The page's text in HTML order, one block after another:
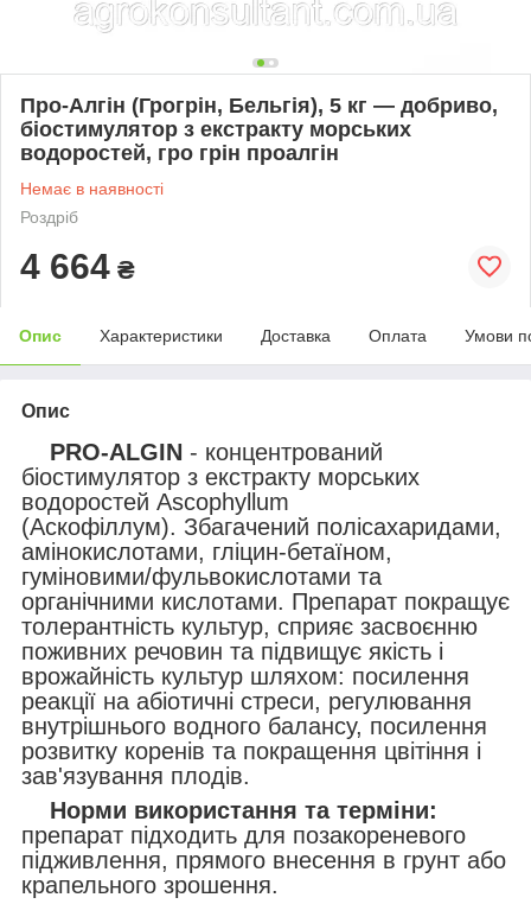
Про-Алгін (Грогрін, Бельгія), 5 кг — добриво,
біостимулятор з екстракту морських
водоростей, гро грін проалгін
Немає в наявності
Роздріб
4 664 ₴
Опис Характеристики Доставка Оплата Умови
Опис
PRO-ALGIN - концентрований
біостимулятор з екстракту морських
водоростей Ascophyllum
(Аскофіллум). Збагачений полісахаридами,
амінокислотами, гліцин-бетаїном,
гуміновими/фульвокислотами та
органічними кислотами. Препарат покращує
толерантність культур, сприяє засвоєнню
поживних речовин та підвищує якість і
врожайність культур шляхом: посилення
реакції на абіотичні стреси, регулювання
внутрішнього водного балансу, посилення
розвитку коренів та покращення цвітіння і
зав'язування плодів.
Норми використання та терміни:
препарат підходить для позакореневого
підживлення, прямого внесення в грунт або
крапельного зрошення.